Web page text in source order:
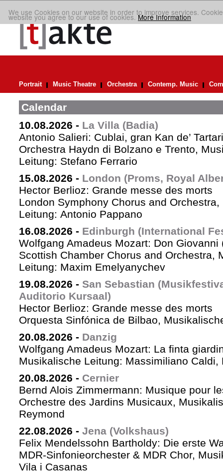
We use Cookies on our website in order to improve services.
website you agree to our use of cookies.More Information
Portrait Music Theatre Orchestra Contemp. Music
Calendar
10.08.2026 - La Villa (Badia)
Antonio Salieri: Cublai, gran Kan de’
Orchestra Haydn di Bolzano e Trento,
Leitung: Stefano Ferrario
15.08.2026 - London (Proms, Royal
Hector Berlioz: Grande messe des morts
London Symphony Chorus and
Leitung: Antonio Pappano
16.08.2026 - Edinburgh (International
Wolfgang Amadeus Mozart: Don Giovanni
Scottish Chamber Chorus and Orchestra,
Leitung: Maxim Emelyanychev
19.08.2026 - San Sebastian
Auditorio Kursaal)
Hector Berlioz: Grande messe des morts
Orquesta Sinfónica de Bilbao,
20.08.2026 - Danzig
Wolfgang Amadeus Mozart: La finta
Musikalische Leitung: Massimiliano Caldi,
20.08.2026 - Cernier
Bernd Alois Zimmermann: Musique pour
Orchestre des Jardins Musicaux,
Reymond
22.08.2026 - Jena (Volkshaus)
Felix Mendelssohn Bartholdy: Die erste
MDR-Sinfonieorchester & MDR Chor,
Vila i Casanas